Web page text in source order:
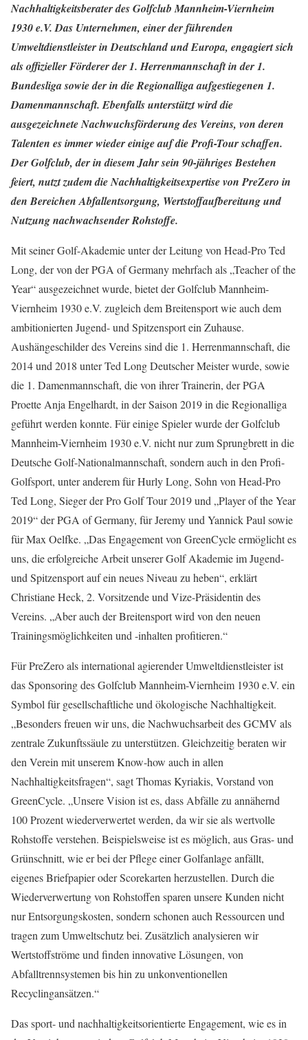
Nachhaltigkeitsberater des Golfclub Mannheim-Viernheim
1930 e.V. Das Unternehmen, einer der führenden
Umweltdienstleister in Deutschland und Europa, engagiert sich
als offizieller Förderer der 1. Herrenmannschaft in der 1.
Bundesliga sowie der in die Regionalliga aufgestiegenen 1.
Damenmannschaft. Ebenfalls unterstützt wird die
ausgezeichnete Nachwuchsförderung des Vereins, von deren
Talenten es immer wieder einige auf die Profi-Tour schaffen.
Der Golfclub, der in diesem Jahr sein 90-jähriges Bestehen
feiert, nutzt zudem die Nachhaltigkeitsexpertise von PreZero in
den Bereichen Abfallentsorgung, Wertstoffaufbereitung und
Nutzung nachwachsender Rohstoffe.
Mit seiner Golf-Akademie unter der Leitung von Head-Pro Ted
Long, der von der PGA of Germany mehrfach als „Teacher of the
Year“ ausgezeichnet wurde, bietet der Golfclub Mannheim-
Viernheim 1930 e.V. zugleich dem Breitensport wie auch dem
ambitionierten Jugend- und Spitzensport ein Zuhause.
Aushängeschilder des Vereins sind die 1. Herrenmannschaft, die
2014 und 2018 unter Ted Long Deutscher Meister wurde, sowie
die 1. Damenmannschaft, die von ihrer Trainerin, der PGA
Proette Anja Engelhardt, in der Saison 2019 in die Regionalliga
geführt werden konnte. Für einige Spieler wurde der Golfclub
Mannheim-Viernheim 1930 e.V. nicht nur zum Sprungbrett in die
Deutsche Golf-Nationalmannschaft, sondern auch in den Profi-
Golfsport, unter anderem für Hurly Long, Sohn von Head-Pro
Ted Long, Sieger der Pro Golf Tour 2019 und „Player of the Year
2019“ der PGA of Germany, für Jeremy und Yannick Paul sowie
für Max Oelfke. „Das Engagement von GreenCycle ermöglicht es
uns, die erfolgreiche Arbeit unserer Golf Akademie im Jugend-
und Spitzensport auf ein neues Niveau zu heben“, erklärt
Christiane Heck, 2. Vorsitzende und Vize-Präsidentin des
Vereins. „Aber auch der Breitensport wird von den neuen
Trainingsmöglichkeiten und -inhalten profitieren.“
Für PreZero als international agierender Umweltdienstleister ist
das Sponsoring des Golfclub Mannheim-Viernheim 1930 e.V. ein
Symbol für gesellschaftliche und ökologische Nachhaltigkeit.
„Besonders freuen wir uns, die Nachwuchsarbeit des GCMV als
zentrale Zukunftssäule zu unterstützen. Gleichzeitig beraten wir
den Verein mit unserem Know-how auch in allen
Nachhaltigkeitsfragen“, sagt Thomas Kyriakis, Vorstand von
GreenCycle. „Unsere Vision ist es, dass Abfälle zu annähernd
100 Prozent wiederverwertet werden, da wir sie als wertvolle
Rohstoffe verstehen. Beispielsweise ist es möglich, aus Gras- und
Grünschnitt, wie er bei der Pflege einer Golfanlage anfällt,
eigenes Briefpapier oder Scorekarten herzustellen. Durch die
Wiederverwertung von Rohstoffen sparen unsere Kunden nicht
nur Entsorgungskosten, sondern schonen auch Ressourcen und
tragen zum Umweltschutz bei. Zusätzlich analysieren wir
Wertstoffströme und finden innovative Lösungen, von
Abfalltrennsystemen bis hin zu unkonventionellen
Recyclingansätzen.“
Das sport- und nachhaltigkeitsorientierte Engagement, wie es in